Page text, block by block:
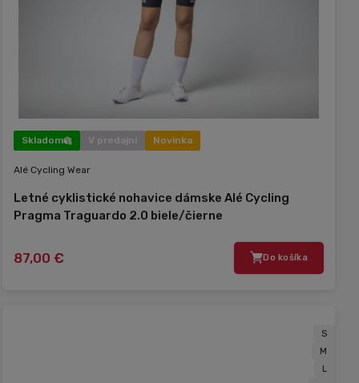
Skladom V predajni Novinka
Alé Cycling Wear
Letné cyklistické nohavice dámske Alé Cycling
Pragma Traguardo 2.0 biele/čierne
87,00 € Do košíka
S
M
L